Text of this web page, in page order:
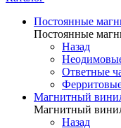
Постоянные
Постоянные
Назад
Ответные
Магнитный
Магнитный
Назад